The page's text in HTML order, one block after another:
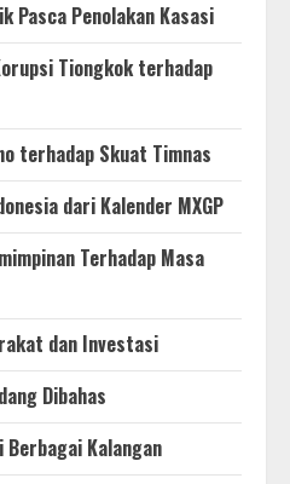
Pasca Penolakan Kasasi
Tiongkok terhadap
terhadap Skuat Timnas
dari Kalender MXGP
Terhadap Masa
dan Investasi
Dibahas
Kalangan